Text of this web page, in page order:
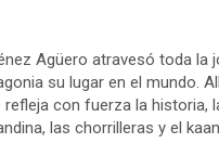
Agüero atravesó toda
su lugar en el mundo.
con fuerza la historia,
las chorrilleras y el